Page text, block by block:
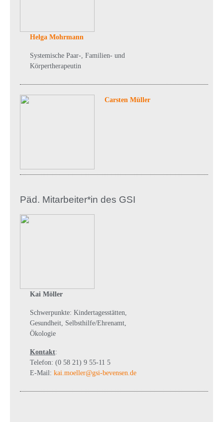
Helga Mohrmann
Systemische Paar-, Familien- und
Körpertherapeutin
Carsten Müller
Päd. Mitarbeiter*in des GSI
Kai Möller
Schwerpunkte: Kindertagesstätten,
Gesundheit, Selbsthilfe/Ehrenamt,
Ökologie
Kontakt:
Telefon: (0 58 21) 9 55-11 5
E-Mail: kai.moeller@gsi-bevensen.de